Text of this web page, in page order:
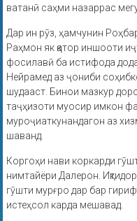
ватанӣ саҳми назаррас
Дар ин рӯз, ҳамчунин
Раҳмон як қатор иншооти
фосилавӣ ба истифода
Нейрамед аз ҷониби
шудааст. Бинои мазкур
таҷҳизоти муосир имкон
муроҷиаткунандагон аз
шаванд.
Коргоҳи нави коркарди
нимтайёри Далерон.
гӯшти мурғро дар бар
истеҳсол карда мешавад.